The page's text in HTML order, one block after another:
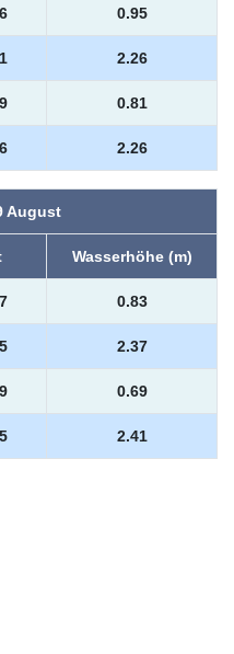
0.95
2.26
0.81
2.26
August
Wasserhöhe (m)
0.83
2.37
0.69
2.41